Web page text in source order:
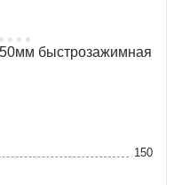
быстрозажимная
150